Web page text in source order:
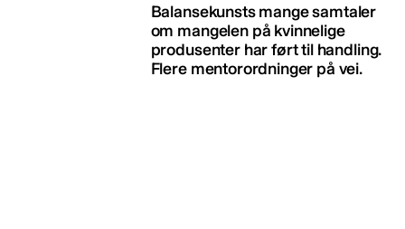
Balansekunsts mange samtaler
om mangelen på kvinnelige
produsenter har ført til handling.
Flere mentorordninger på vei.